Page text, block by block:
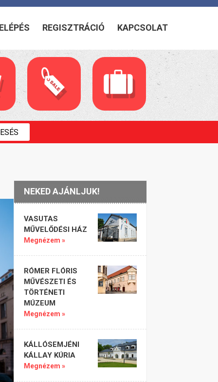
REGISZTRÁCIÓ KAPCSOLAT
NEKED AJÁNLJUK!
VASUTAS
MŰVELŐDÉSI HÁZ
Megnézem »
RÓMER FLÓRIS
MŰVÉSZETI ÉS
TÖRTÉNETI
MÚZEUM
Megnézem »
KÁLLÓSEMJÉNI
KÁLLAY KÚRIA
Megnézem »